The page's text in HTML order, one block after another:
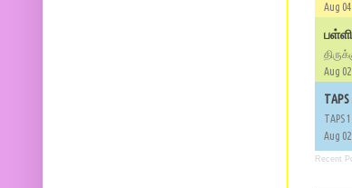
Aug 04
Aug 02
TAPS
Aug 02
Recent